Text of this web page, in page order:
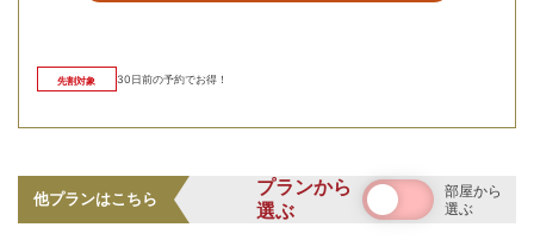
海抜100mに位置する天然温泉の露天風呂からは、太平洋の
絶景が広がる贅沢な湯浴みを楽しめます。心地よい温度の寝
湯もあり、心ゆくまでリラックス。絶景が広がる贅沢なひと
和室
和室8畳/例 足をのばしてゆ
お部屋の詳細を見る
先割対象 30日前の予約でお得！
他プランはこちら
プランから
選ぶ
部屋から
選ぶ